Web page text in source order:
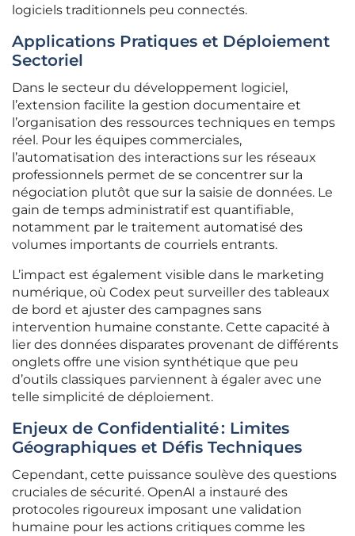
logiciels traditionnels peu connectés.
Applications Pratiques et Déploiement
Sectoriel
Dans le secteur du développement logiciel,
l’extension facilite la gestion documentaire et
l’organisation des ressources techniques en temps
réel. Pour les équipes commerciales,
l’automatisation des interactions sur les réseaux
professionnels permet de se concentrer sur la
négociation plutôt que sur la saisie de données. Le
gain de temps administratif est quantifiable,
notamment par le traitement automatisé des
volumes importants de courriels entrants.
L’impact est également visible dans le marketing
numérique, où Codex peut surveiller des tableaux
de bord et ajuster des campagnes sans
intervention humaine constante. Cette capacité à
lier des données disparates provenant de différents
onglets offre une vision synthétique que peu
d’outils classiques parviennent à égaler avec une
telle simplicité de déploiement.
Enjeux de Confidentialité : Limites
Géographiques et Défis Techniques
Cependant, cette puissance soulève des questions
cruciales de sécurité. OpenAI a instauré des
protocoles rigoureux imposant une validation
humaine pour les actions critiques comme les